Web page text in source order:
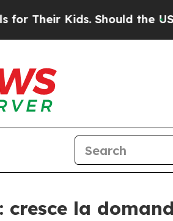
Kids. Should the US?The
la